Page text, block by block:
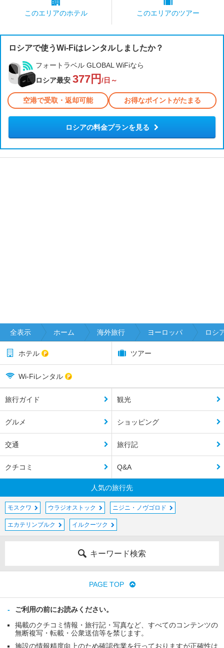
このエリアのホテル このエリアのツアー
ロシアで使うWi-Fiはレンタルしましたか？
フォートラベル GLOBAL WiFiなら
ロシア最安 377円 /日～
空港で受取・返却可能 お得なポイントがたまる
ロシアの料金プランを見る
全表示 ホーム 海外旅行 ヨーロッパ ロシ
ホテル ツアー
Wi-Fiレンタル
旅行ガイド 観光
グルメ ショッピング
交通 旅行記
クチコミ Q&A
人気の旅行先
モスクワ ウラジオストック ニジニ・ノヴゴロド
エカテリンブルク イルクーツク
キーワード検索
PAGE TOP
ご利用の前にお読みください。
掲載のクチコミ情報・旅行記・写真など、すべてのコンテンツの
無断複写・転載・公衆送信等を禁じます。
施設の情報精度向上のため確認作業を行っておりますが正確性は